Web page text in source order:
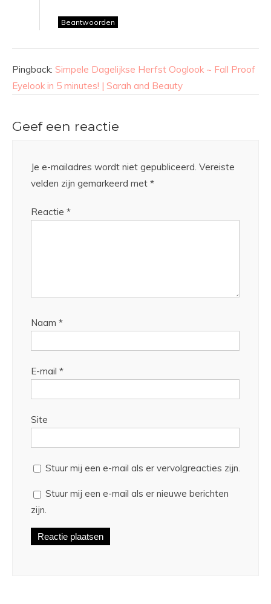
Beantwoorden
Pingback: Simpele Dagelijkse Herfst Ooglook ~ Fall Proof
Eyelook in 5 minutes! | Sarah and Beauty
Geef een reactie
Je e-mailadres wordt niet gepubliceerd. Vereiste
velden zijn gemarkeerd met *
Reactie *
Naam *
E-mail *
Site
Stuur mij een e-mail als er vervolgreacties zijn.
Stuur mij een e-mail als er nieuwe berichten
zijn.